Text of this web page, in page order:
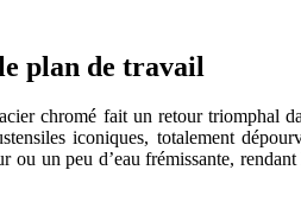
plan de travail
chromé fait un retour triomphal
iconiques, totalement
un peu d’eau frémissante,